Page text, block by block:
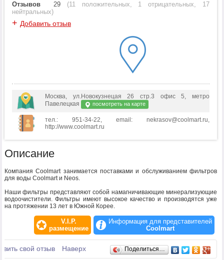
Отзывов
29(11 положительных, 1 отрицательных, 17
нейтральных)
+ Добавить отзыв
Москва, ул.Новокузнецая 26 стр.3 офис 5, метро
Павелецкая
посмотреть на карте
тел.: 951-34-22, email: nekrasov@coolmart.ru,
http://www.coolmart.ru
Описание
Компания Coolmart занимается поставками и обслуживанием фильтров
для воды Coolmart и Neos.
Наши фильтры представляют собой намагничивающие минерализующие
водоочистители. Фильтры имеют высокое качество и производятся уже
на протяжении 13 лет в Южной Корее.
V.I.P.
размещение
Информация для представителей
Coolmart
Отзывы
свой отзыв Наверх Поделиться…